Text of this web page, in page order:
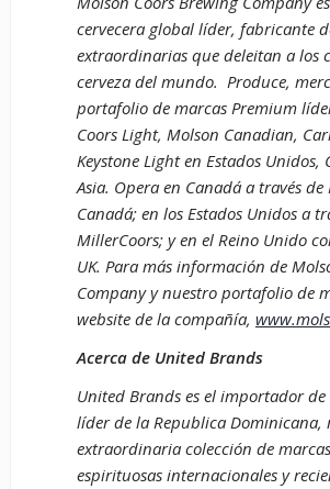
cervecera global líder, fabricante
extraordinarias que deleitan a los
cerveza del mundo. Produce,
portafolio de marcas Premium
Coors Light, Molson Canadian,
Keystone Light en Estados Unidos,
Asia. Opera en Canadá a través de
Canadá; en los Estados Unidos a
MillerCoors; y en el Reino Unido
UK. Para más información de
Company y nuestro portafolio de
website de la compañía,
Acerca de United Brands
United Brands es el importador
líder de la Republica Dominicana,
extraordinaria colección de
espirituosas internacionales y